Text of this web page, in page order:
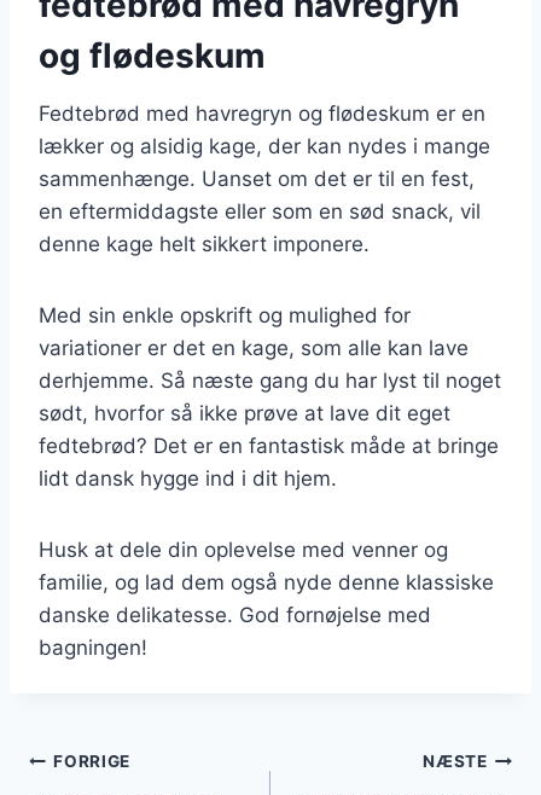
og flødeskum
Fedtebrød med havregryn og flødeskum er en
lækker og alsidig kage, der kan nydes i mange
sammenhænge. Uanset om det er til en fest,
en eftermiddagste eller som en sød snack, vil
denne kage helt sikkert imponere.
Med sin enkle opskrift og mulighed for
variationer er det en kage, som alle kan lave
derhjemme. Så næste gang du har lyst til noget
sødt, hvorfor så ikke prøve at lave dit eget
fedtebrød? Det er en fantastisk måde at bringe
lidt dansk hygge ind i dit hjem.
Husk at dele din oplevelse med venner og
familie, og lad dem også nyde denne klassiske
danske delikatesse. God fornøjelse med
bagningen!
Indlægsnavigation
FORRIGE NÆSTE